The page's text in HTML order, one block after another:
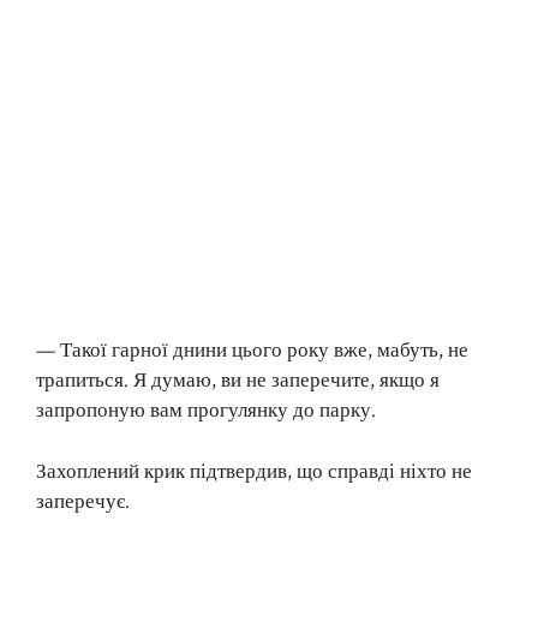
— Такої гарної днини цього року вже, мабуть, не
трапиться. Я думаю, ви не заперечите, якщо я
запропоную вам прогулянку до парку.
Захоплений крик підтвердив, що справді ніхто не
заперечує.